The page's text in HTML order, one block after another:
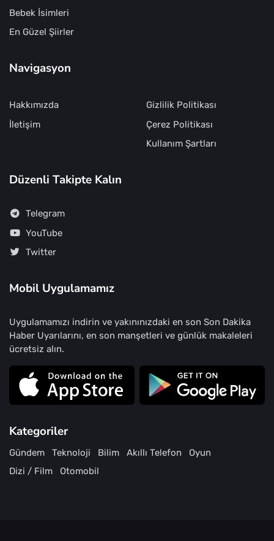
Bebek İsimleri
En Güzel Şiirler
Navigasyon
Hakkımızda
İletişim
Gizlilik Politikası
Çerez Politikası
Kullanım Şartları
Düzenli Takipte Kalın
Telegram
YouTube
Twitter
Mobil Uygulamamız
Uygulamamızı indirin ve yakınınızdaki en son Son Dakika
Haber Uyarılarını, en son manşetleri ve günlük makaleleri
ücretsiz alın.
Kategoriler
Gündem Teknoloji Bilim Akıllı Telefon
Oyun
Dizi / Film
Otomobil